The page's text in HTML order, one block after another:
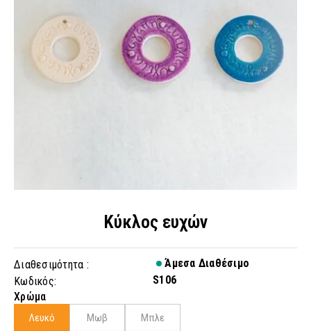
Κύκλος ευχών
Διαθεσιμότητα :
Άμεσα Διαθέσιμο
Κωδικός:
S106
Χρώμα
Λευκό Μωβ Μπλε